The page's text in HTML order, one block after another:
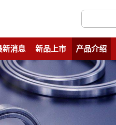
新消息 新品上市 产品介绍